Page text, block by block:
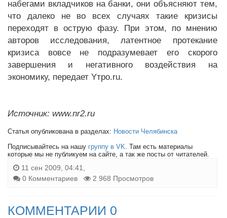
набегами вкладчиков на банки, они объясняют тем,
что далеко не во всех случаях такие кризисы
переходят в острую фазу. При этом, по мнению
авторов исследования, латентное протекание
кризиса вовсе не подразумевает его скорого
завершения и негативного воздействия на
экономику, передает Yтро.ru.
Источник: www.nr2.ru
Статья опубликована в разделах: Новости Челябинска
Подписывайтесь на нашу группу в VK. Там есть материалы
которые мы не публикуем на сайте, а так же посты от читателей.
11 сен 2009, 04:41,
0 Комментариев
2 968 Просмотров
КОММЕНТАРИИ 0